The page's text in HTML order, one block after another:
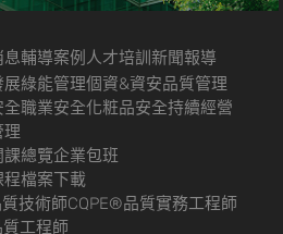
息輔導案例 人才培訓新聞報導
展綠能管理個資&資安品質管理
全職業安全化粧品安全持續經營
理
總覽企業包班
程檔案下載
質技術師CQPE®品質實務工程師
質工程師